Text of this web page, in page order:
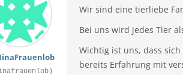
Wir sind eine tierliebe
Bei uns wird jedes Tier
Wichtig ist uns, dass
bereits Erfahrung mit